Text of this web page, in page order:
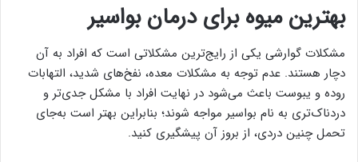
بهترین میوه برای درمان بواسیر
مشکلات گوارشی یکی از رایج‌ترین مشکلاتی است که افراد به آن
دچار هستند. عدم توجه به مشکلات معده، نفخ‌های شدید، التهابات
روده و یبوست باعث می‌شود در نهایت افراد با مشکل جدی‌تر و
دردناک‌تری به نام بواسیر مواجه شوند؛ بنابراین بهتر است به‌جای
تحمل چنین دردی، از بروز آن پیشگیری کنید.